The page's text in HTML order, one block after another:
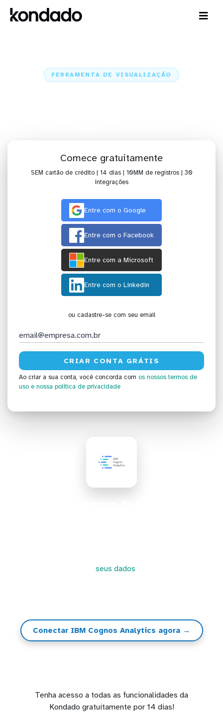
FERRAMENTA DE VISUALIZAÇÃO
Comece gratuitamente
SEM cartão de crédito | 14 dias | 10MM de registros | 30
integrações
Entre com o Google
Entre com o Facebook
Entre com a Microsoft
Entre com o Linkedin
ou cadastre-se com seu email
Ao criar a sua conta, você concorda com os nossos termos de
uso e nossa política de privacidade
seus dados
Conectar IBM Cognos Analytics agora →
Tenha acesso a todas as funcionalidades da
Kondado gratuitamente por 14 dias!